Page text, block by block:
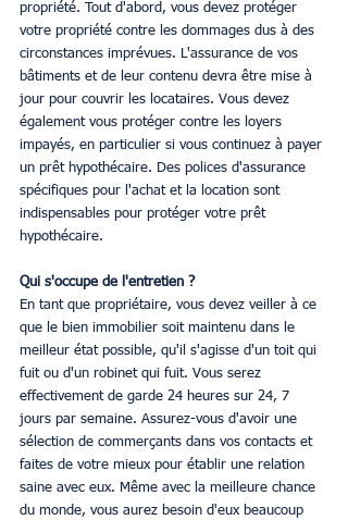
propriété. Tout d'abord, vous devez protéger
votre propriété contre les dommages dus à des
circonstances imprévues. L'assurance de vos
bâtiments et de leur contenu devra être mise à
jour pour couvrir les locataires. Vous devez
également vous protéger contre les loyers
impayés, en particulier si vous continuez à payer
un prêt hypothécaire. Des polices d'assurance
spécifiques pour l'achat et la location sont
indispensables pour protéger votre prêt
hypothécaire.
Qui s'occupe de l'entretien ?
En tant que propriétaire, vous devez veiller à ce
que le bien immobilier soit maintenu dans le
meilleur état possible, qu'il s'agisse d'un toit qui
fuit ou d'un robinet qui fuit. Vous serez
effectivement de garde 24 heures sur 24, 7
jours par semaine. Assurez-vous d'avoir une
sélection de commerçants dans vos contacts et
faites de votre mieux pour établir une relation
saine avec eux. Même avec la meilleure chance
du monde, vous aurez besoin d'eux beaucoup